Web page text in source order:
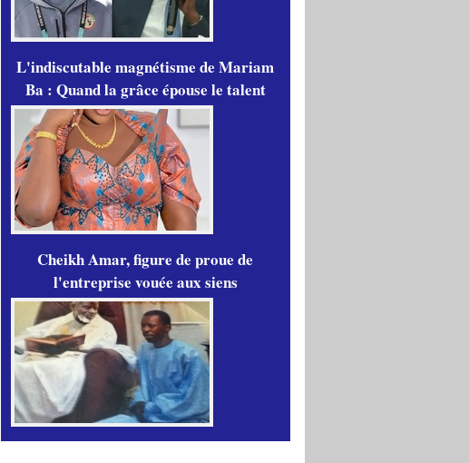
L'indiscutable magnétisme de Mariam
Ba : Quand la grâce épouse le talent
Cheikh Amar, figure de proue de
l'entreprise vouée aux siens